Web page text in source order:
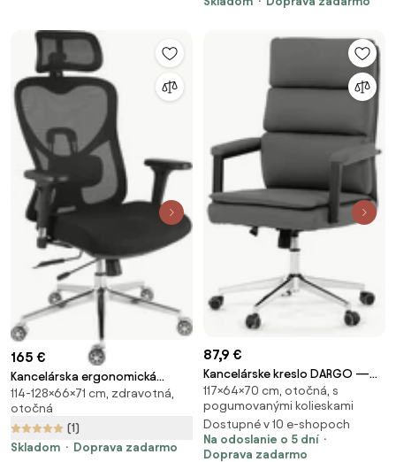
165 €
Kancelárska ergonomická
stolička Neoseat JAMES —
čierna, nosnosť 150 kg
114-128×66×71 cm, zdravotná,
otočná
(1)
Skladom
Doprava zadarmo
87,9 €
Kancelárske kreslo DARGO —
ekokoža, tmavo sivá
117×64×70 cm, otočná, s
pogumovanými kolieskami
Dostupné v 10 e-shopoch
Na odoslanie o 5 dní
Doprava zadarmo